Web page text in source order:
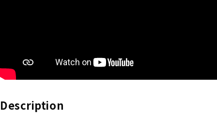
Description